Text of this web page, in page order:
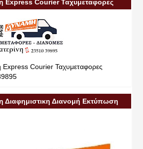
Express Courier Ταχυμεταφορες
Express Courier Ταχυμεταφορες
Διαφημιστικη Διανομή Εκτύπωση